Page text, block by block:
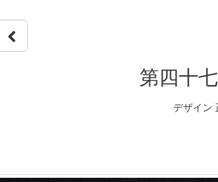
第四十
デザイン